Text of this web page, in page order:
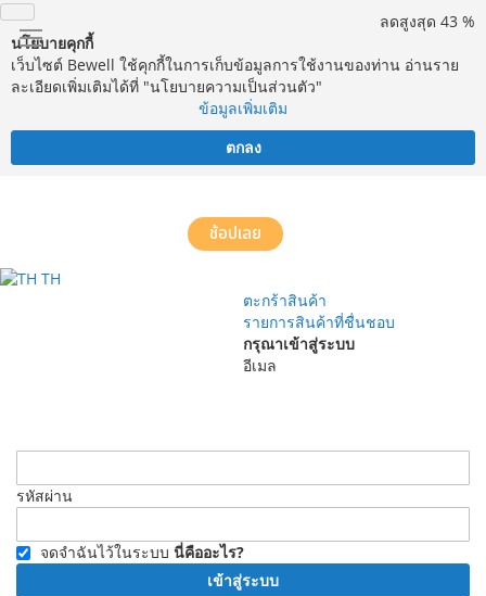
นโยบายคุกกี้
เว็บไซต์ Bewell ใช้คุกกี้ในการเก็บข้อมูลการใช้งานของท่าน อ่านราย
ละเอียดเพิ่มเติมได้ที่ "นโยบายความเป็นส่วนตัว"
ข้อมูลเพิ่มเติม
ตกลง
ช้อปเลย
TH
ตะกร้าสินค้า
รายการสินค้าที่ชื่นชอบ
กรุณาเข้าสู่ระบบ
อีเมล
รหัสผ่าน
จดจำฉันไว้ในระบบ นี่คืออะไร?
เข้าสู่ระบบ
ลดสูงสุด 43 %